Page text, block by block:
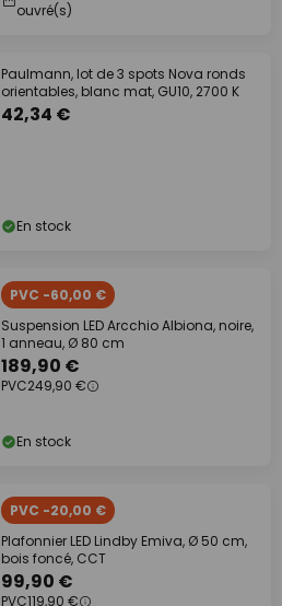
ouvré(s)
Paulmann, lot de 3 spots Nova ronds
orientables, blanc mat, GU10, 2700 K
42,34 €
En stock
PVC -60,00 €
Suspension LED Arcchio Albiona, noire,
1 anneau, Ø 80 cm
189,90 €
PVC249,90 €
En stock
PVC -20,00 €
Plafonnier LED Lindby Emiva, Ø 50 cm,
bois foncé, CCT
99,90 €
PVC119,90 €